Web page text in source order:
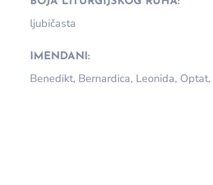
ljubičasta
IMENDANI:
Benedikt, Bernardica, Leonida,